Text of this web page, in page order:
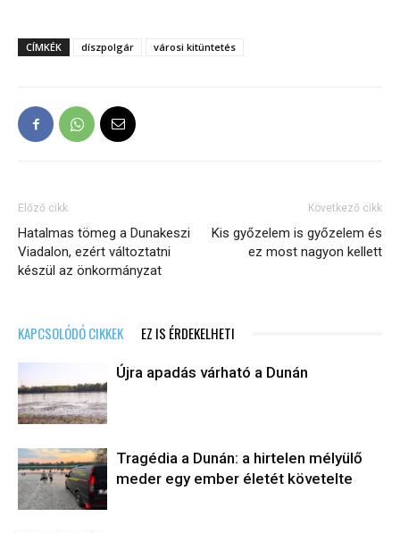
CÍMKÉK díszpolgár városi kitüntetés
Előző cikk
Hatalmas tömeg a Dunakeszi
Viadalon, ezért változtatni
készül az önkormányzat
Következő cikk
Kis győzelem is győzelem és
ez most nagyon kellett
KAPCSOLÓDÓ CIKKEK EZ IS ÉRDEKELHETI
Újra apadás várható a Dunán
Tragédia a Dunán: a hirtelen mélyülő
meder egy ember életét követelte